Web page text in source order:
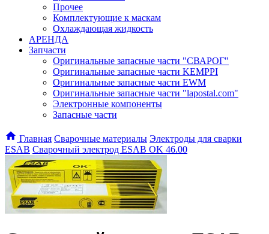
Прочее
Комплектующие к маскам
Охлаждающая жидкость
АРЕНДА
Запчасти
Оригинальные запасные части "СВАРОГ"
Оригинальные запасные части KEMPPI
Оригинальные запасные части EWM
Оригинальные запасные части "lapostal.com"
Электронные компоненты
Запасные части
Главная Сварочные материалы Электроды для сварки
ESAB Сварочный электрод ESAB OK 46.00